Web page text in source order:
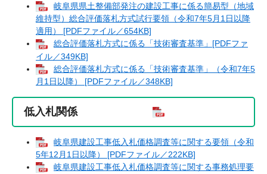
岐阜県県土整備部発注の建設工事に係る簡易型（地域
維持型）総合評価落札方式試行要領（令和7年5月1日以降
適用） [PDFファイル／654KB]
総合評価落札方式に係る「技術審査基準」[PDFファ
イル／349KB]
総合評価落札方式に係る「技術審査基準」（令和7年5
月1日以降） [PDFファイル／348KB]
低入札関係
岐阜県建設工事低入札価格調査等に関する要領（令和
5年12月1日以降） [PDFファイル／222KB]
岐阜県建設工事低入札価格調査等に関する事務処理要